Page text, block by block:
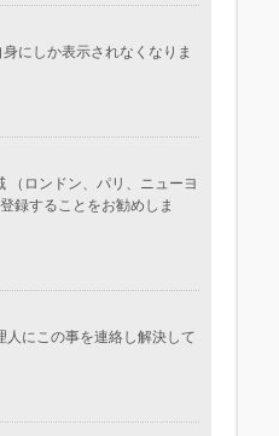
にしか表示されなくなりま
（ロンドン、パリ、ニューヨ
録することをお勧めしま
にこの事を連絡し解決して